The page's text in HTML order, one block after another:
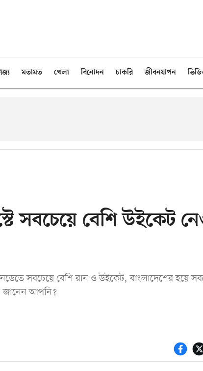
মতামত খেলা বিনোদন চাকরি জীবনযাপন
সবচেয়ে বেশি উইকেট
সবচেয়ে বেশি রান ও উইকেট, বাংলাদেশের হয়ে
জানেন আপনি?